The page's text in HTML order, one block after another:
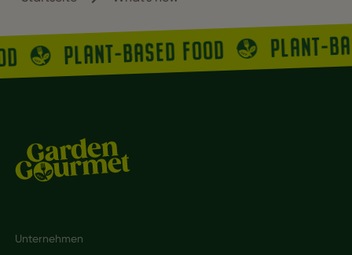
PLANT-BASED FOOD PLANT-
Footer
Unternehmen